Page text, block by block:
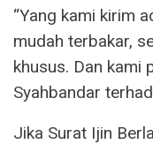
“Yang kami kirim
mudah terbakar,
khusus. Dan kami
Syahbandar
Jika Surat Ijin